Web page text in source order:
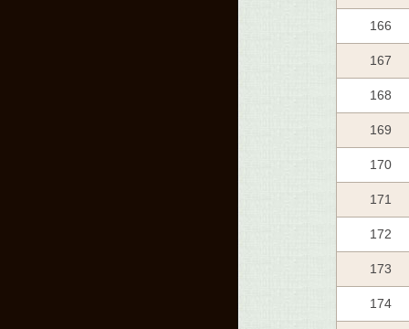
166
167
168
169
170
171
172
173
174